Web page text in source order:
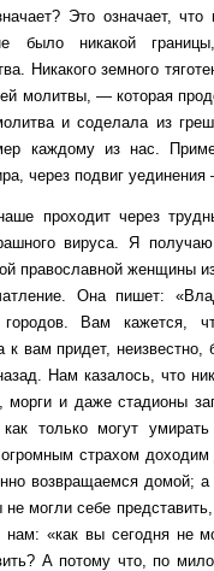
Это означает,
было никакой
Никакого земного
молитвы, — которая
и соделала из
каждому из нас.
через подвиг
проходит через
вируса. Я
православной женщины
Она пишет:
городов. Вам кажется,
к вам придет,
Нам казалось, что
и даже стадионы
только могут
страхом
возвращаемся домой;
могли себе
«как вы сегодня не
А потому что, по